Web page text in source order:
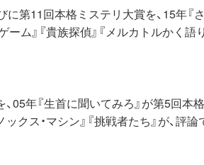
第11回本格ミステリ大賞を、15年『
ム』『貴族探偵』『メルカトルかく語
05年『生首に聞いてみろ』が第5回本
クス・マシン』『挑戦者たち』が、評